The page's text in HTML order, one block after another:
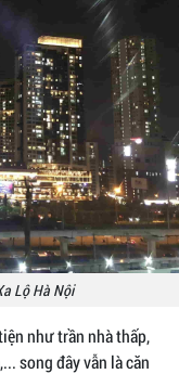
Lộ Hà Nội
như trần nhà thấp,
song đây vẫn là căn